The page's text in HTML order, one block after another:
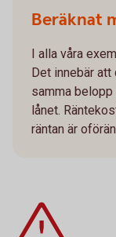
Beräknat
I alla våra
Det innebär att
samma belopp
lånet.
räntan är